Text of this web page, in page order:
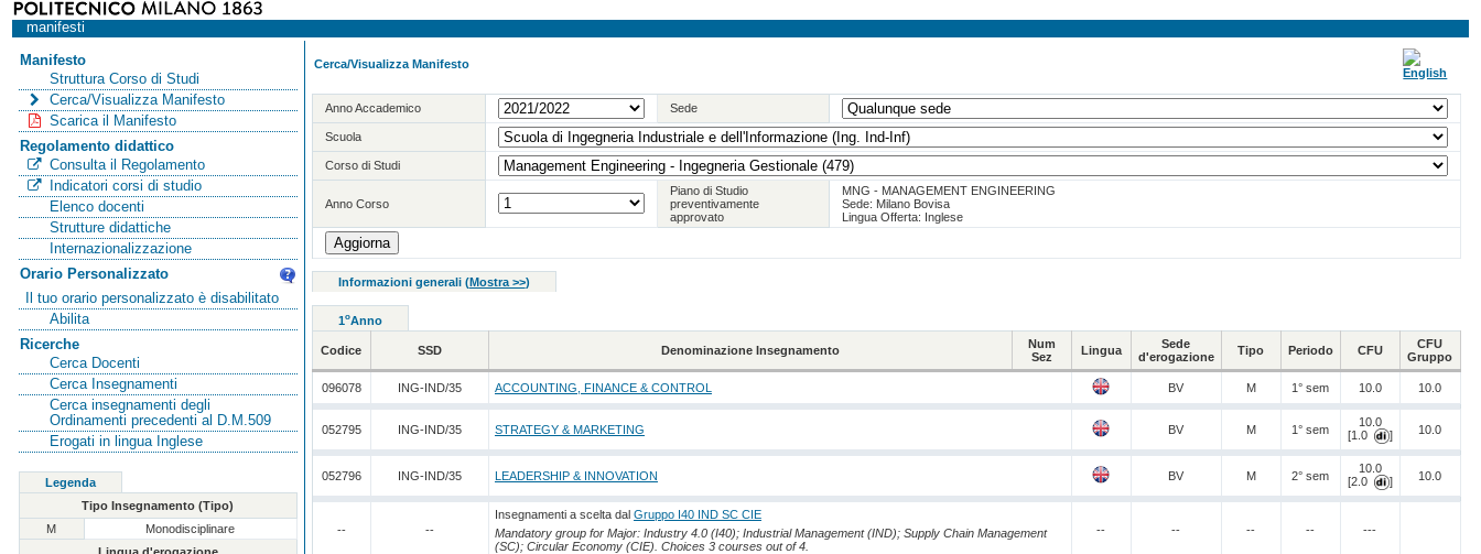
manifesti
Manifesto
Struttura Corso di Studi
Cerca/Visualizza Manifesto
Scarica il Manifesto
Regolamento didattico
Consulta il Regolamento
Indicatori corsi di studio
Elenco docenti
Strutture didattiche
Internazionalizzazione
Orario Personalizzato
Il tuo orario personalizzato è disabilitato
Abilita
Ricerche
Cerca Docenti
Cerca Insegnamenti
Cerca insegnamenti degli
Ordinamenti precedenti al D.M.509
Erogati in lingua Inglese
Legenda
Tipo Insegnamento (Tipo)
M
Monodisciplinare
Cerca/Visualizza Manifesto
Anno Accademico Sede
Scuola
Corso di Studi
Anno Corso
Piano di Studio
preventivamente
approvato
MNG - MANAGEMENT ENGINEERING
Sede: Milano Bovisa
Lingua Offerta: Inglese
Informazioni generali (Mostra >>)
1oAnno
Codice SSD Denominazione Insegnamento
Num
Sez
Lingua
Sede
d'erogazione
Tipo Periodo CFU
CFU
Gruppo
096078 ING-IND/35 ACCOUNTING, FINANCE & CONTROL BV M 1° sem 10.0 10.0
052795 ING-IND/35 STRATEGY & MARKETING BV M 1° sem
10.0
[1.0
] 10.0
052796 ING-IND/35 LEADERSHIP & INNOVATION BV M 2° sem
10.0
[2.0
] 10.0
-- --
Insegnamenti a scelta dal Gruppo I40 IND SC CIE
Mandatory group for Major: Industry 4.0 (I40); Industrial Management (IND); Supply Chain Management
(SC); Circular Economy (CIE). Choices 3 courses out of 4.
-- -- -- -- ---